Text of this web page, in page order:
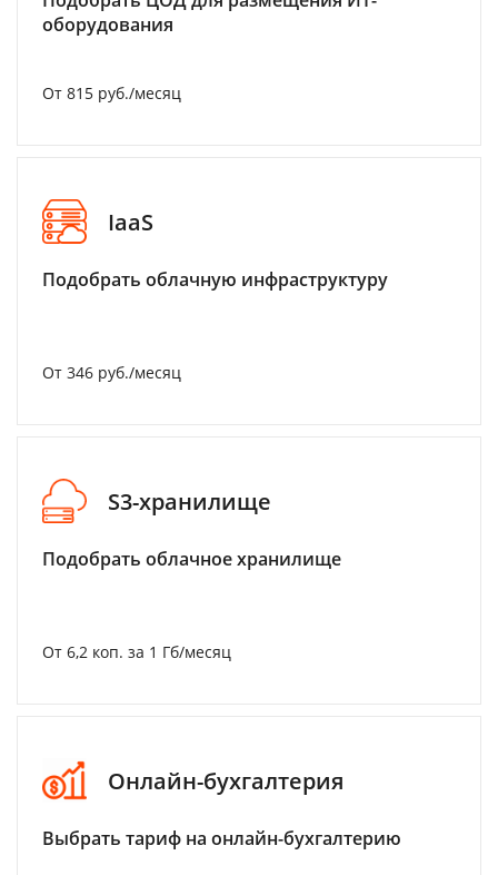
оборудования
От 815 руб./месяц
IaaS
Подобрать облачную инфраструктуру
От 346 руб./месяц
S3-хранилище
Подобрать облачное хранилище
От 6,2 коп. за 1 Гб/месяц
Онлайн-бухгалтерия
Выбрать тариф на онлайн-бухгалтерию